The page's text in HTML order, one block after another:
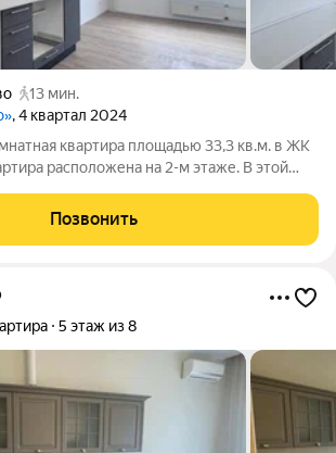
13 мин.
, 4 квартал 2024
квартира площадью 33,3 кв.м. в ЖК
расположена на 2-м этаже. В этой
Окна выходят на улицу. Планировка:
Позвонить
5 этаж из 8